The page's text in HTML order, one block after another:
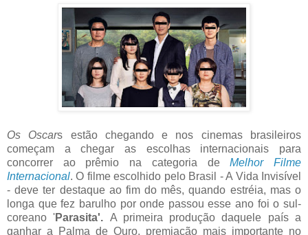
Os Oscars estão chegando e nos cinemas brasileiros
começam a chegar as escolhas internacionais para
concorrer ao prêmio na categoria deMelhor Filme
Internacional. O filme escolhido pelo Brasil - A Vida Invisível
- deve ter destaque ao fim do mês, quando estréia, mas o
longa que fez barulho por onde passou esse ano foi o sul-
coreano 'Parasita'. A primeira produção daquele país a
ganhar a Palma de Ouro, premiação mais importante no